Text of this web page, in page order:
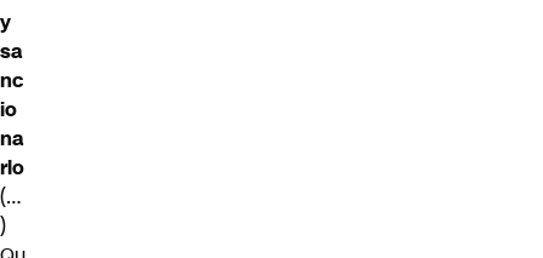
y
sa
nc
io
na
rlo
(…
)